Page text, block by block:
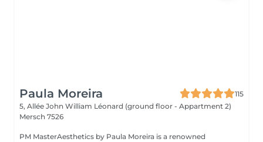
Paula Moreira
115
5, Allée John William Léonard (ground floor - Appartment 2)
Mersch 7526
PM MasterAesthetics by Paula Moreira is a renowned